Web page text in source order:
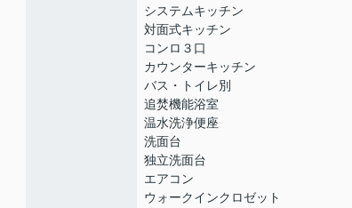
システムキッチン
対面式キッチン
コンロ３口
カウンターキッチン
バス・トイレ別
追焚機能浴室
温水洗浄便座
洗面台
独立洗面台
エアコン
ウォークインクロゼット